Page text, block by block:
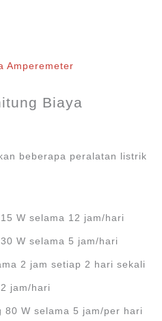
Amperemeter
Biaya
beberapa peralatan listrik
W selama 12 jam/hari
W selama 5 jam/hari
2 jam setiap 2 hari sekali
jam/hari
80 W selama 5 jam/per hari